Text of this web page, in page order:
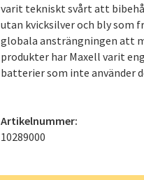
varit tekniskt svårt att
utan kvicksilver och bly som
globala ansträngningen att
produkter har Maxell varit
batterier som inte använder
Artikelnummer:
10289000